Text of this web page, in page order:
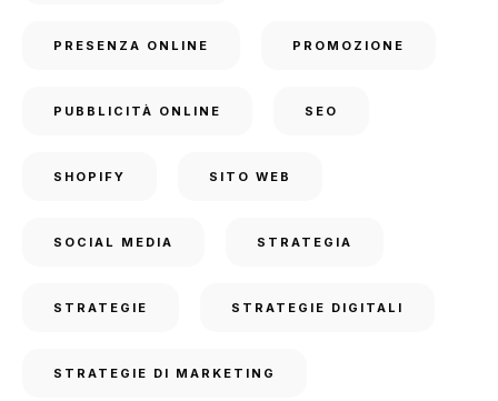
PRESENZA ONLINE PROMOZIONE
PUBBLICITÀ ONLINE SEO
SHOPIFY SITO WEB
SOCIAL MEDIA STRATEGIA
STRATEGIE STRATEGIE DIGITALI
STRATEGIE DI MARKETING